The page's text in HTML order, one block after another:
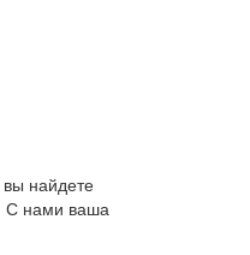
найдете
С нами ваша